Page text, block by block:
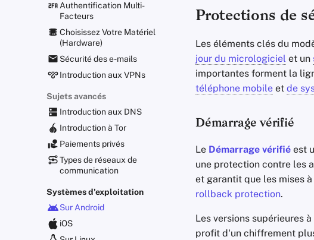
Authentification Multi-
Facteurs
Choisissez Votre Matériel
(Hardware)
Sécurité des e-mails
Introduction aux VPNs
Sujets avancés
Introduction aux DNS
Introduction à Tor
Paiements privés
Types de réseaux de
communication
Systèmes d'exploitation
Sur Android
iOS
Protections de
Les éléments clés du
jour du micrologiciel et un
importantes forment la
téléphone mobile et de
Démarrage vérifié
Le Démarrage vérifié est
une protection contre les
et garantit que les mises
rollback protection.
Les versions supérieures
profit d'un chiffrement